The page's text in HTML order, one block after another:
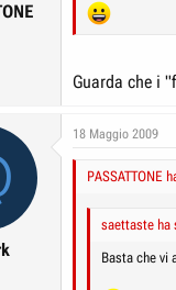
Guarda che i
18 Maggio 2009
PASSATTONE
saettaste ha
Basta che vi